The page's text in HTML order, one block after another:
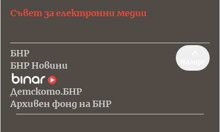
Съвет за електронни медии
БНР
БНР Новини
Детското.БНР
Архивен фонд на БНР